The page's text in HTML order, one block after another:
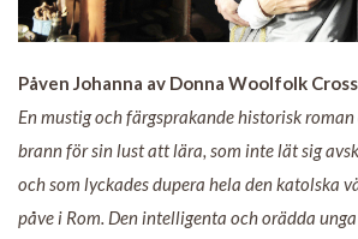
Påven Johanna av Donna Woolfolk Cross
En mustig och färgsprakande historisk
brann för sin lust att lära, som inte lät sig
och som lyckades dupera hela den katolska
påve i Rom. Den intelligenta och orädda